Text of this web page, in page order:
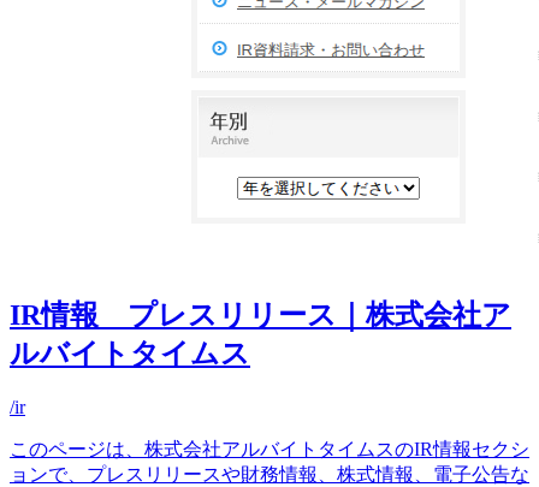
IR情報 プレスリリース｜株式会社ア
ルバイトタイムス
/ir
このページは、株式会社アルバイトタイムスのIR情報セクシ
ョンで、プレスリリースや財務情報、株式情報、電子公告な